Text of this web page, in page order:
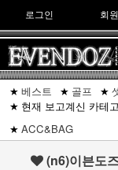
로그인 회
베스트 골프
현재 보고계신 카테
ACC&BAG
(n6)이븐도